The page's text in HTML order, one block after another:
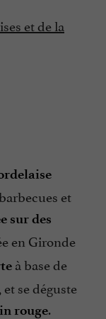
et de la
et
sur des
en Gironde
à base de
se déguste
rouge.